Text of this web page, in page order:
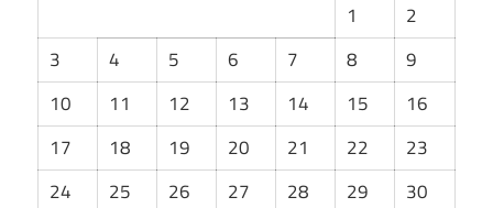
1
2
3
4 5 6 7 8
9
10
11 12 13 14 15
16
17
18 19 20 21 22
23
24
25 26 27 28 29
30